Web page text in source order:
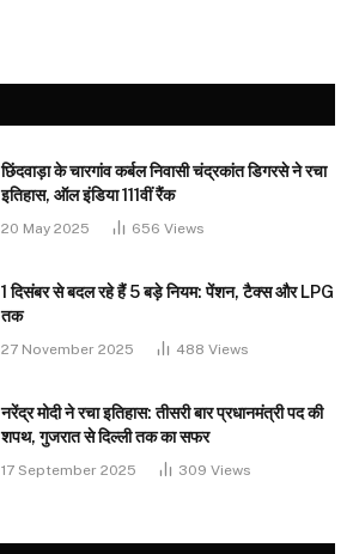
छिंदवाड़ा के चारगांव कर्बल निवासी चंद्रकांत डिगरसे ने रचा
इतिहास, ऑल इंडिया 111वीं रैंक
20 May 2025 656 Views
1 दिसंबर से बदल रहे हैं 5 बड़े नियम: पेंशन, टैक्स और LPG
तक
27 November 2025 488 Views
नरेंद्र मोदी ने रचा इतिहास: तीसरी बार प्रधानमंत्री पद की
शपथ, गुजरात से दिल्ली तक का सफर
17 September 2025 309 Views